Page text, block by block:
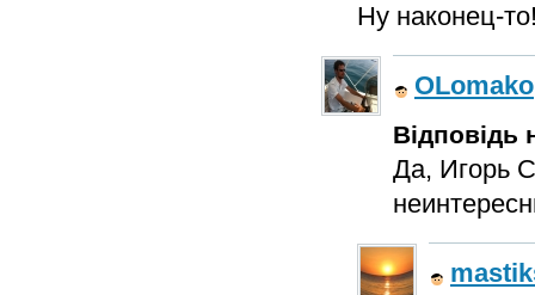
Ну наконец-
OLomako
Відповідь
Да, Игорь